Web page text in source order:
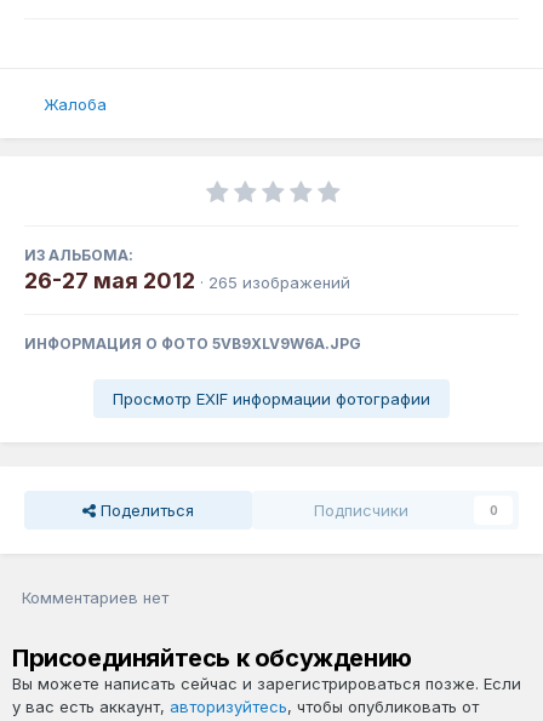
Жалоба
ИЗ АЛЬБОМА:
26-27 мая 2012 · 265 изображений
ИНФОРМАЦИЯ О ФОТО 5VB9XLV9W6A.JPG
Просмотр EXIF информации фотографии
Поделиться Подписчики 0
Комментариев нет
Присоединяйтесь к обсуждению
Вы можете написать сейчас и зарегистрироваться позже. Если
у вас есть аккаунт, авторизуйтесь, чтобы опубликовать от